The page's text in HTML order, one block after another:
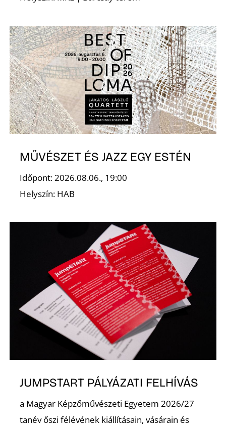
MŰVÉSZET ÉS JAZZ EGY ESTÉN
Időpont: 2026.08.06., 19:00
Helyszín: HAB
JUMPSTART PÁLYÁZATI FELHÍVÁS
a Magyar Képzőművészeti Egyetem 2026/27
tanév őszi félévének kiállításain, vásárain és